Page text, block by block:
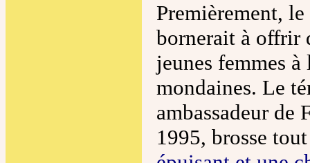
Premièrement,
bornerait à offrir
jeunes femmes
mondaines. Le
ambassadeur de
1995, brosse